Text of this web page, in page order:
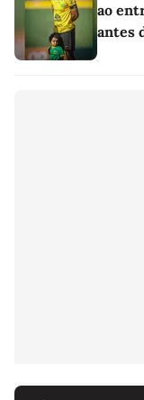
ao
antes